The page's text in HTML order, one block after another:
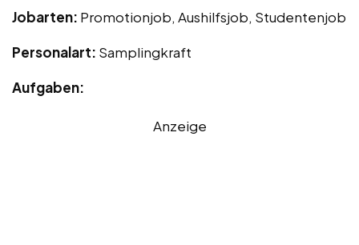
Jobarten: Promotionjob, Aushilfsjob, Studentenjob
Personalart: Samplingkraft
Aufgaben:
Anzeige